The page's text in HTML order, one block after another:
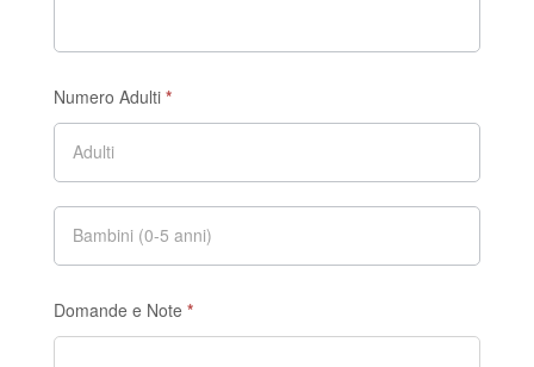
Numero Adulti *
Domande e Note *